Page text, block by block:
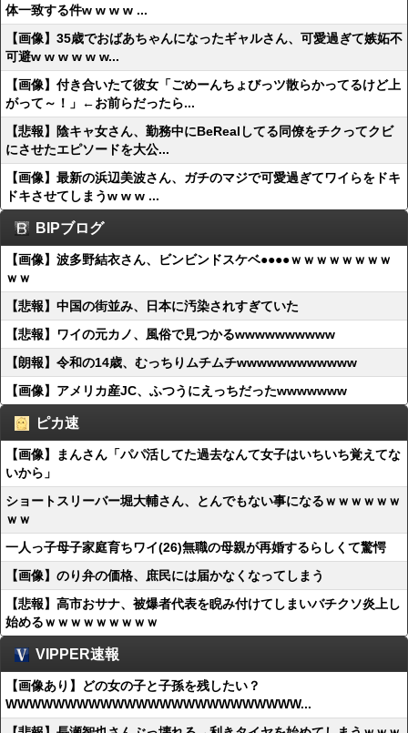
体一致する件w w w w ...
【画像】35歳でおばあちゃんになったギャルさん、可愛過ぎて嫉妬不
可避w w w w w w...
【画像】付き合いたて彼女「ごめーんちょびっツ散らかってるけど上
がって～！」←お前らだったら...
【悲報】陰キャ女さん、勤務中にBeRealしてる同僚をチクってクビ
にさせたエピソードを大公...
【画像】最新の浜辺美波さん、ガチのマジで可愛過ぎてワイらをドキ
ドキさせてしまうw w w ...
BIPブログ
【画像】波多野結衣さん、ビンビンドスケベ●●●●ｗｗｗｗｗｗｗｗ
ｗｗ
【悲報】中国の街並み、日本に汚染されすぎていた
【悲報】ワイの元カノ、風俗で見つかるwwwwwwwwww
【朗報】令和の14歳、むっちりムチムチwwwwwwwwwwww
【画像】アメリカ産JC、ふつうにえっちだったwwwwwww
ピカ速
【画像】まんさん「パパ活してた過去なんて女子はいちいち覚えてな
いから」
ショートスリーバー堀大輔さん、とんでもない事になるｗｗｗｗｗｗ
ｗｗ
一人っ子母子家庭育ちワイ(26)無職の母親が再婚するらしくて驚愕
【画像】のり弁の価格、庶民には届かなくなってしまう
【悲報】高市おサナ、被爆者代表を睨み付けてしまいバチクソ炎上し
始めるｗｗｗｗｗｗｗｗｗ
VIPPER速報
【画像あり】どの女の子と子孫を残したい？
WWWWWWWWWWWWWWWWWWWWWWWWW...